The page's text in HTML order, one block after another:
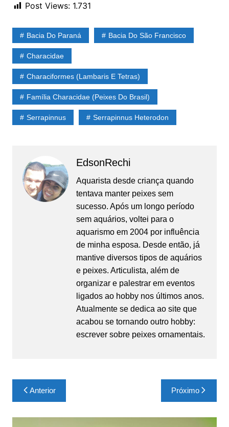
Post Views: 1.731
Bacia Do Paraná Bacia Do São Francisco
Characidae
Characiformes (Lambaris E Tetras)
Família Characidae (Peixes Do Brasil)
Serrapinnus Serrapinnus Heterodon
EdsonRechi
Aquarista desde criança quando
tentava manter peixes sem
sucesso. Após um longo período
sem aquários, voltei para o
aquarismo em 2004 por influência
de minha esposa. Desde então, já
mantive diversos tipos de aquários
e peixes. Articulista, além de
organizar e palestrar em eventos
ligados ao hobby nos últimos anos.
Atualmente se dedica ao site que
acabou se tornando outro hobby:
escrever sobre peixes ornamentais.
Navegação
de
Post
Anterior Próximo